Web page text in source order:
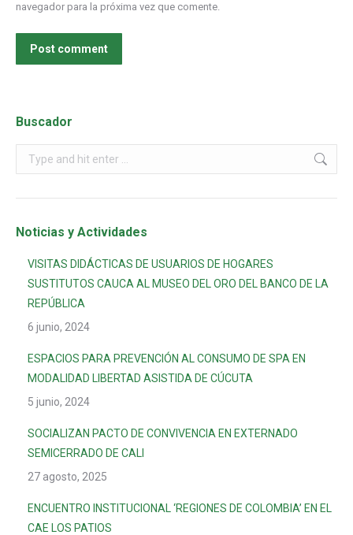
navegador para la próxima vez que comente.
Post comment
Buscador
Noticias y Actividades
VISITAS DIDÁCTICAS DE USUARIOS DE HOGARES
SUSTITUTOS CAUCA AL MUSEO DEL ORO DEL BANCO DE LA
REPÚBLICA
6 junio, 2024
ESPACIOS PARA PREVENCIÓN AL CONSUMO DE SPA EN
MODALIDAD LIBERTAD ASISTIDA DE CÚCUTA
5 junio, 2024
SOCIALIZAN PACTO DE CONVIVENCIA EN EXTERNADO
SEMICERRADO DE CALI
27 agosto, 2025
ENCUENTRO INSTITUCIONAL ‘REGIONES DE COLOMBIA’ EN EL
CAE LOS PATIOS